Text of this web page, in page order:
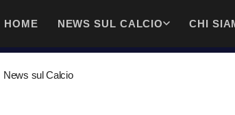
HOME NEWS SUL CALCIO CHI
News sul Calcio